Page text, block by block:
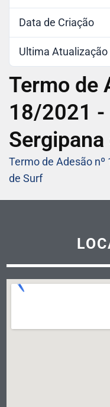
Data de Criação
Ultima Atualização
Termo de
18/2021 -
Termo de Adesão nº
de Surf